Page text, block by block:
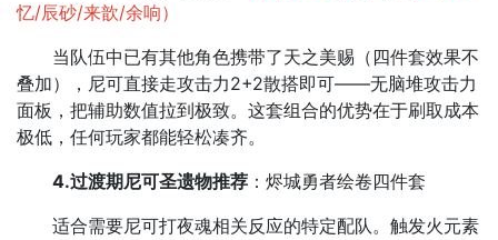
忆/辰砂/来歆/余响）
当队伍中已有其他角色携带了天之美赐（四件套效果不
叠加），尼可直接走攻击力2+2散搭即可——无脑堆攻击力
面板，把辅助数值拉到极致。这套组合的优势在于刷取成本
极低，任何玩家都能轻松凑齐。
4.过渡期尼可圣遗物推荐 ：烬城勇者绘卷四件套
适合需要尼可打夜魂相关反应的特定配队。触发火元素